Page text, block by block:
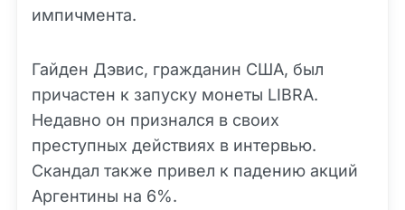
импичмента.
Гайден Дэвис, гражданин США, был
причастен к запуску монеты LIBRA.
Недавно он признался в своих
преступных действиях в интервью.
Скандал также привел к падению акций
Аргентины на 6%.